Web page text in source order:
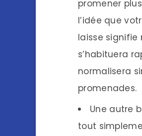
promener
l’idée que
laisse signifie
s’habituera
normalisera
promenades.
Une autre
tout